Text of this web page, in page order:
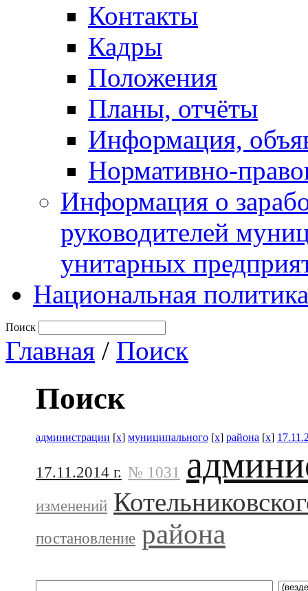
Контакты
Кадры
Положения
Планы, отчёты
Информация,
Нормативно-
Информация о
руководителей
унитарных
Национальная политика
Поиск
Главная / Поиск
Поиск
администрации [x] муниципального [x] района [x]
17.11.2014 г. № 1031
изменений
постановление района